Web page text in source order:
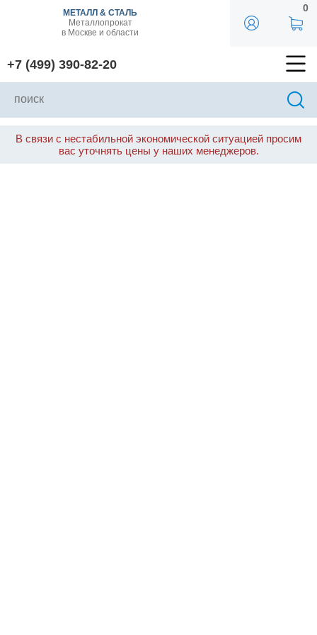
МЕТАЛЛ & СТАЛЬ
Металлопрокат
в Москве и области
+7 (499) 390-82-20
0
В связи с нестабильной экономической ситуацией просим
вас уточнять цены у наших менеджеров.